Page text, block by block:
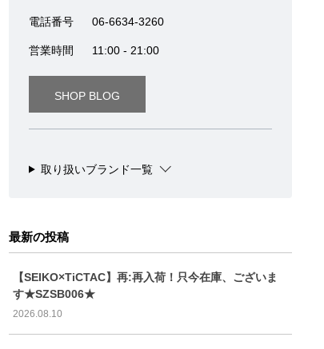
電話番号 06-6634-3260
営業時間 11:00 - 21:00
SHOP BLOG
取り扱いブランド一覧
最新の投稿
【SEIKO×TiCTAC】再:再入荷！只今在庫、ございま
す★SZSB006★
2026.08.10